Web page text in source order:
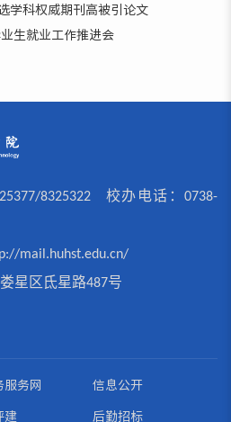
学科权威期刊高被引论文
生就业工作推进会
8325322 校办电话：0738-
mail.huhst.edu.cn/
星区氐星路487号
服务网 信息公开
建 后勤招标